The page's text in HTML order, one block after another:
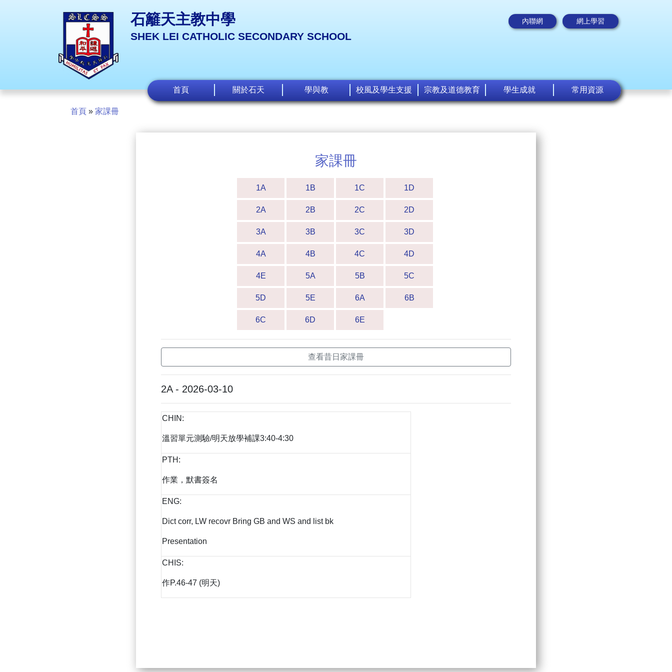
石籬天主教中學
SHEK LEI CATHOLIC SECONDARY SCHOOL
內聯網 網上學習
首頁 關於石天 學與教 校風及學生支援 宗教及道德教育 學生成就 常用資源
首頁 » 家課冊
家課冊
1A 1B 1C 1D
2A 2B 2C 2D
3A 3B 3C 3D
4A 4B 4C 4D
4E 5A 5B 5C
5D 5E 6A 6B
6C 6D 6E
查看昔日家課冊
2A - 2026-03-10
CHIN:
溫習單元測驗/明天放學補課3:40-4:30
PTH:
作業，默書簽名
ENG:
Dict corr, LW recovr Bring GB and WS and list bk
Presentation
CHIS:
作P.46-47 (明天)